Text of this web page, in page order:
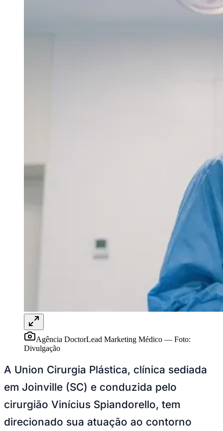
Agência DoctorLead Marketing Médico — Foto:
Divulgação
A Union Cirurgia Plástica, clínica sediada
em Joinville (SC) e conduzida pelo
cirurgião Vinícius Spiandorello, tem
direcionado sua atuação ao contorno